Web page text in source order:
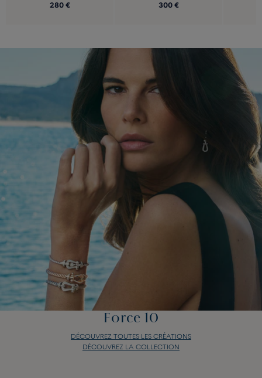
280 € 300 €
Force 10
DÉCOUVREZ TOUTES LES CRÉATIONS
DÉCOUVREZ LA COLLECTION